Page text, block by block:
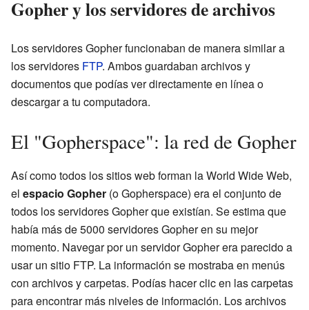
Gopher y los servidores de archivos
Los servidores Gopher funcionaban de manera similar a
los servidores FTP. Ambos guardaban archivos y
documentos que podías ver directamente en línea o
descargar a tu computadora.
El "Gopherspace": la red de Gopher
Así como todos los sitios web forman la World Wide Web,
el espacio Gopher (o Gopherspace) era el conjunto de
todos los servidores Gopher que existían. Se estima que
había más de 5000 servidores Gopher en su mejor
momento. Navegar por un servidor Gopher era parecido a
usar un sitio FTP. La información se mostraba en menús
con archivos y carpetas. Podías hacer clic en las carpetas
para encontrar más niveles de información. Los archivos